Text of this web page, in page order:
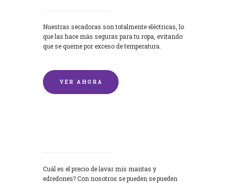
Nuestras secadoras son totalmente eléctricas, lo
que las hace más seguras para tu ropa, evitando
que se queme por exceso de temperatura.
VER AHORA
Cuál es el precio de lavar mis mantas y
edredones? Con nosotros se pueden se pueden